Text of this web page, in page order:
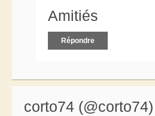
Amitiés
Répondre
corto74